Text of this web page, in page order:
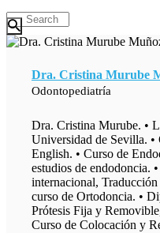
Dra. Cristina Murube
Odontopediatría
Dra. Cristina Murube. •
Universidad de Sevilla.
English. • Curso de
estudios de endodoncia.
internacional,
curso de Ortodoncia. •
Prótesis Fija y
Curso de Colocación y